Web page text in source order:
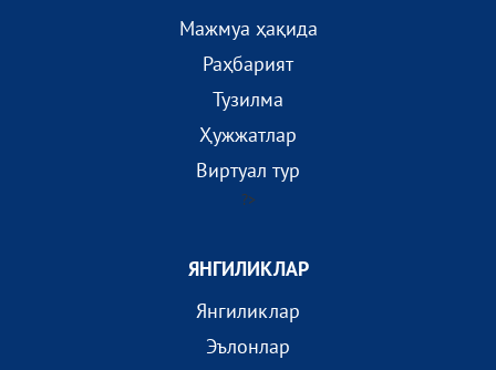
Мажмуа ҳақида
Раҳбарият
Тузилма
Ҳужжатлар
Виртуал тур
?>
ЯНГИЛИКЛАР
Янгиликлар
Эълонлар